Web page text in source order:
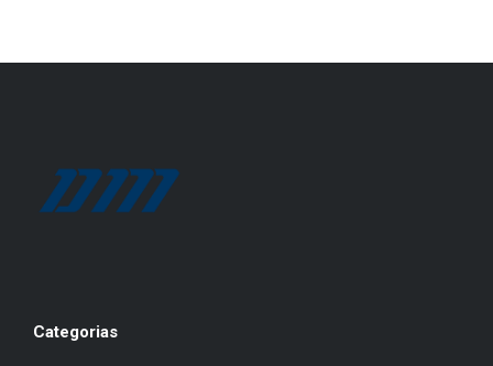
Categorias